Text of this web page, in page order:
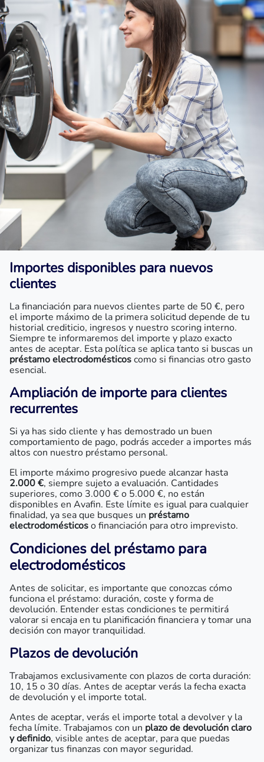
Importes disponibles para nuevos
clientes
La financiación para nuevos clientes parte de 50 €, pero
el importe máximo de la primera solicitud depende de tu
historial crediticio, ingresos y nuestro scoring interno.
Siempre te informaremos del importe y plazo exacto
antes de aceptar. Esta política se aplica tanto si buscas un
préstamo electrodomésticoscomo si financias otro gasto
esencial.
Ampliación de importe para clientes
recurrentes
Si ya has sido cliente y has demostrado un buen
comportamiento de pago, podrás acceder a importes más
altos con nuestro préstamo personal.
El importe máximo progresivo puede alcanzar hasta
2.000 €, siempre sujeto a evaluación. Cantidades
superiores, como 3.000 € o 5.000 €, no están
disponibles en Avafin. Este límite es igual para cualquier
finalidad, ya sea que busques un préstamo
electrodomésticoso financiación para otro imprevisto.
Condiciones delpréstamo para
electrodomésticos
Antes de solicitar, es importante que conozcas cómo
funciona el préstamo: duración, coste y forma de
devolución. Entender estas condiciones te permitirá
valorar si encaja en tu planificación financiera y tomar una
decisión con mayor tranquilidad.
Plazos de devolución
Trabajamos exclusivamente con plazos de corta duración:
10, 15 o 30 días. Antes de aceptar verás la fecha exacta
de devolución y el importe total.
Antes de aceptar, verás el importe total a devolver y la
fecha límite. Trabajamos con un plazo de devolución claro
y definido, visible antes de aceptar, para que puedas
organizar tus finanzas con mayor seguridad.